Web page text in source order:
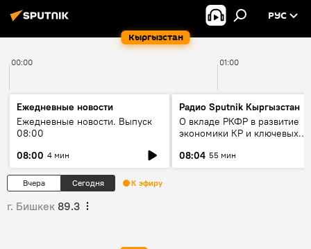
Кыргызстан
РУС
00:00 01:00
Ежедневные новости
Ежедневные новости. Выпуск
08:00
08:00 4 мин
Радио Sputnik Кыргызстан
О вкладе РКФР в развитие
экономики КР и ключевых
08:04 55 мин
Вчера Сегодня К эфиру
г. Бишкек 89.3